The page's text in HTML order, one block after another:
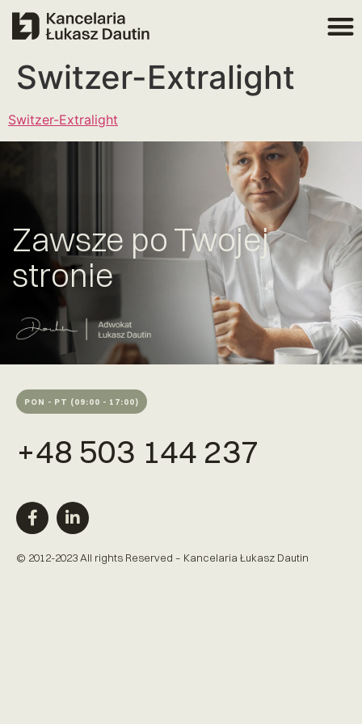
Switzer-Extralight
Switzer-Extralight
Zawsze po Twojej
stronie
PON - PT (09:00 - 17:00)
+48 503 144 237
© 2012-2023 All rights Reserved – Kancelaria Łukasz Dautin